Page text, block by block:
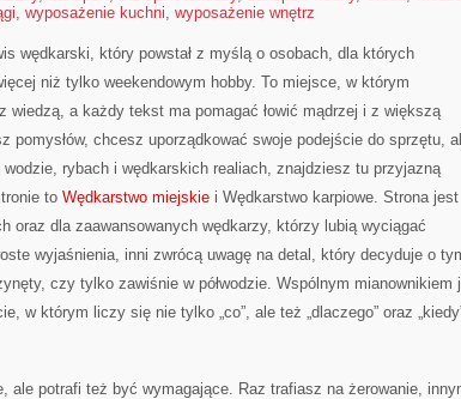
, wyposażenie kuchni, wyposażenie wnętrz
wędkarski, który powstał z myślą o osobach, dla których
niż tylko weekendowym hobby. To miejsce, w którym
wiedzą, a każdy tekst ma pomagać łowić mądrzej i z większą
pomysłów, chcesz uporządkować swoje podejście do sprzętu,
rybach i wędkarskich realiach, znajdziesz tu przyjazną
to Wędkarstwo miejskie i Wędkarstwo karpiowe. Strona jest
oraz dla zaawansowanych wędkarzy, którzy lubią wyciągać
wyjaśnienia, inni zwrócą uwagę na detal, który decyduje o
czy tylko zawiśnie w półwodzie. Wspólnym mianownikiem
w którym liczy się nie tylko „co”, ale też „dlaczego” oraz
ale potrafi też być wymagające. Raz trafiasz na żerowanie,